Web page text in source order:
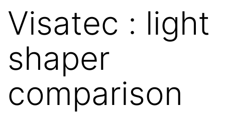
Visatec : light
shaper
comparison